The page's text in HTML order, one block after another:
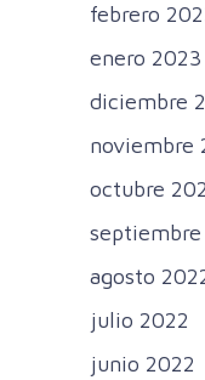
febrero
enero 2023
diciembre
noviembre
octubre
septiembre
agosto
julio 2022
junio 2022